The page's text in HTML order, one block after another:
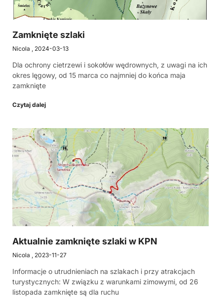
Zamknięte szlaki
Nicola 2024-03-13
Dla ochrony cietrzewi i sokołów wędrownych, z uwagi na ich
okres lęgowy, od 15 marca co najmniej do końca maja
zamknięte
Czytaj dalej
Aktualnie zamknięte szlaki w KPN
Nicola 2023-11-27
Informacje o utrudnieniach na szlakach i przy atrakcjach
turystycznych: W związku z warunkami zimowymi, od 26
listopada zamknięte są dla ruchu